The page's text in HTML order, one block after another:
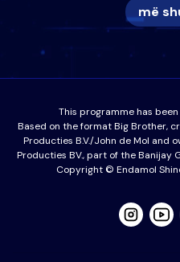
më
This programme has
Based on the format Big Brother,
Producties B.V./John de Mol and
Producties BV., part of the Banijay
Copyright © Endamol